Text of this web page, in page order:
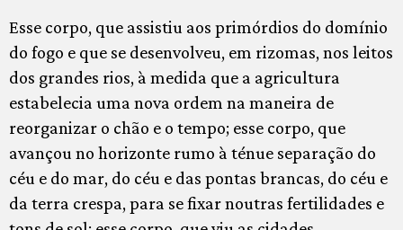
Esse corpo, que assistiu aos primórdios do domínio
do fogo e que se desenvolveu, em rizomas, nos leitos
dos grandes rios, à medida que a agricultura
estabelecia uma nova ordem na maneira de
reorganizar o chão e o tempo; esse corpo, que
avançou no horizonte rumo à ténue separação do
céu e do mar, do céu e das pontas brancas, do céu e
da terra crespa, para se fixar noutras fertilidades e